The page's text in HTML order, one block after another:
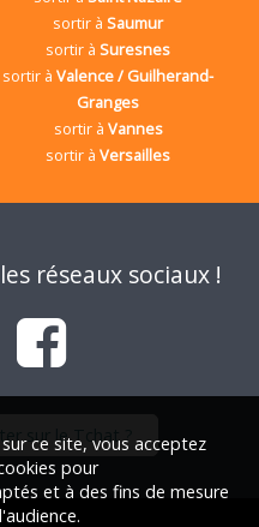
sortir àSaumur
sortir àSuresnes
sortir àValence / Guilherand-
Granges
sortir à Vannes
sortir àVersailles
réseaux sociaux !
sur le Tchat ?
ce site, vous acceptez
pour
et à des fins de mesure